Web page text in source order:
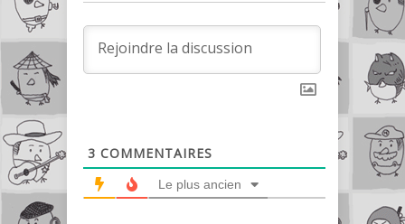
3 COMMENTAIRES
Le plus ancien